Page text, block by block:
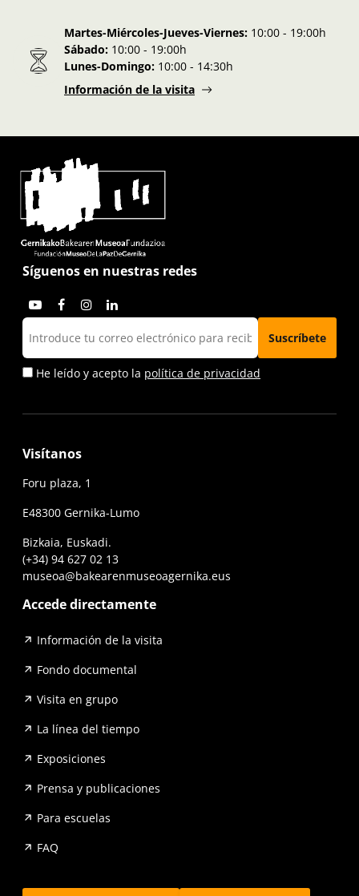
Martes-Miércoles-Jueves-Viernes: 10:00 - 19:00h
Sábado: 10:00 - 19:00h
Lunes-Domingo: 10:00 - 14:30h
Información de la visita
Síguenos en nuestras redes
He leído y acepto la política de privacidad
Visítanos
Foru plaza, 1
E48300 Gernika-Lumo
Bizkaia, Euskadi.
(+34) 94 627 02 13
museoa@bakearenmuseoagernika.eus
Accede directamente
Información de la visita
Fondo documental
Visita en grupo
La línea del tiempo
Exposiciones
Prensa y publicaciones
Para escuelas
FAQ